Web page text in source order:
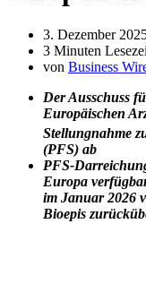
3. Dezember
3 Minuten
von Business
Der Ausschuss
Europäischen
Stellungnahme
(PFS) ab
PFS-
Europa
im Januar 2026
Bioepis